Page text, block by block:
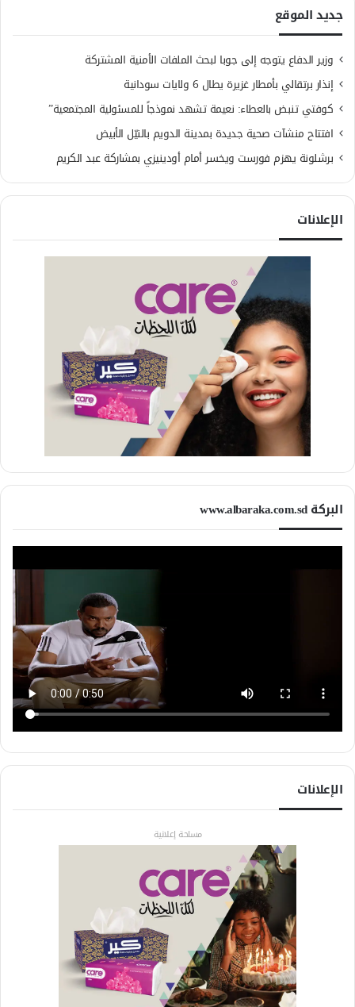
جديد الموقع
وزير الدفاع يتوجه إلى جوبا لبحث الملفات الأمنية المشتركة
إنذار برتقالي بأمطار غزيرة يطال 6 ولايات سودانية
كوفتي تنبض بالعطاء: نعيمة تشهد نموذجاً للمسئولية المجتمعية”
افتتاح منشآت صحية جديدة بمدينة الدويم بالنيّل الأبيض
برشلونة يهزم فورست ويخسر أمام أودينيزي بمشاركة عبد الكريم
الإعلانات
البركة www.albaraka.com.sd
الإعلانات
مساحة إعلانية